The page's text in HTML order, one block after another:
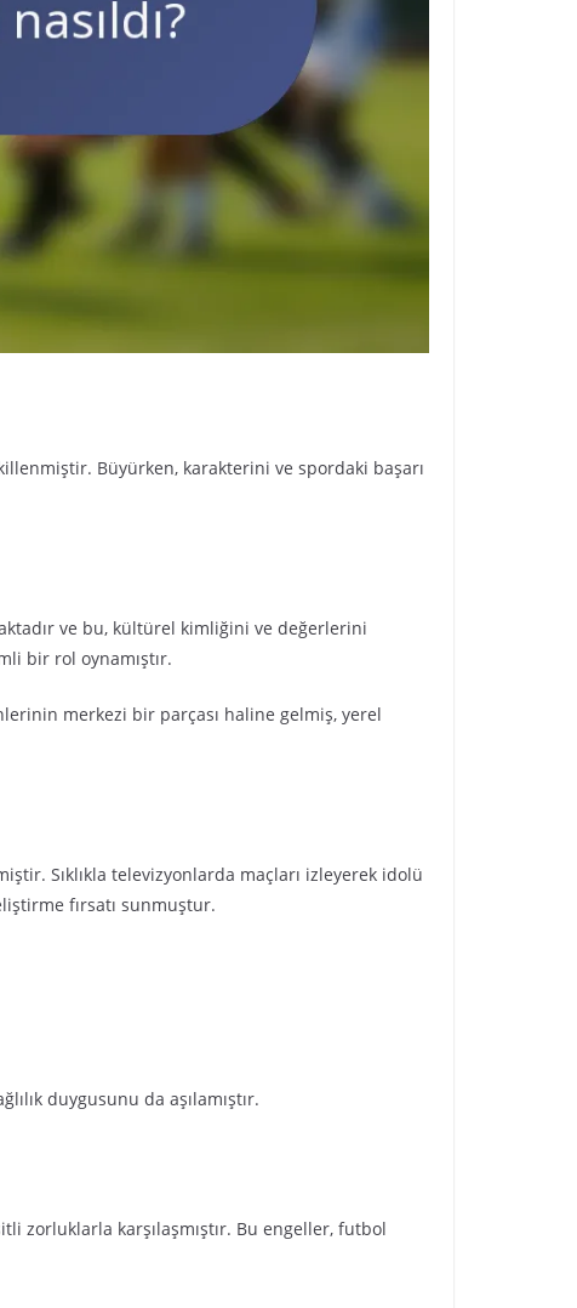
Büyürken, karakterini ve spordaki başarı
ve bu, kültürel kimliğini ve değerlerini
bir rol oynamıştır.
merkezi bir parçası haline gelmiş, yerel
Sıklıkla televizyonlarda maçları izleyerek idolü
fırsatı sunmuştur.
duygusunu da aşılamıştır.
zorluklarla karşılaşmıştır. Bu engeller, futbol